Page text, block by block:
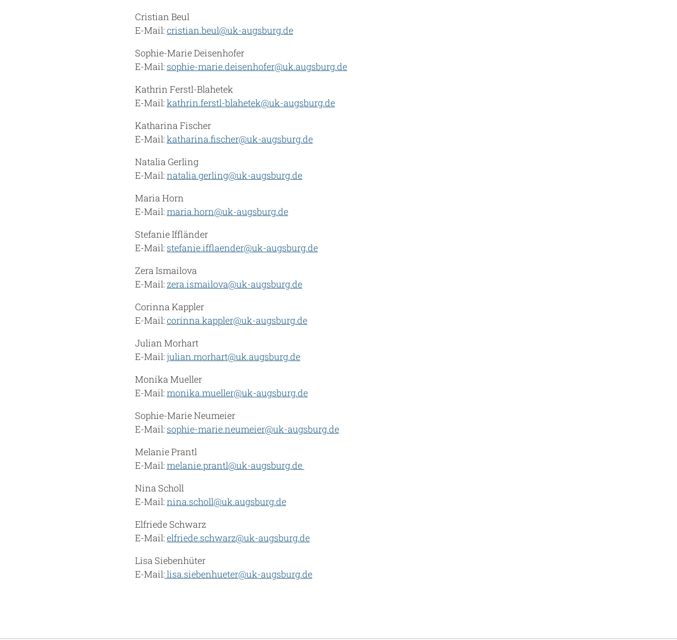
Cristian Beul
E-Mail:cristian.beul@uk-augsburg.de
Sophie-Marie Deisenhofer
E-Mail: sophie-marie.deisenhofer@uk.augsburg.de
Kathrin Ferstl-Blahetek
E-Mail:kathrin.ferstl-blahetek@uk-augsburg.de
Katharina Fischer
E-Mail:katharina.fischer@uk-augsburg.de
Natalia Gerling
E-Mail:natalia.gerling@uk-augsburg.de
Maria Horn
E-Mail:maria.horn@uk-augsburg.de
Stefanie Iffländer
E-Mail: stefanie.ifflaender@uk-augsburg.de
Zera Ismailova
E-Mail: zera.ismailova@uk-augsburg.de
Corinna Kappler
E-Mail:corinna.kappler@uk-augsburg.de
Julian Morhart
E-Mail: julian.morhart@uk.augsburg.de
Monika Mueller
E-Mail:monika.mueller@uk-augsburg.de
Sophie-Marie Neumeier
E-Mail: sophie-marie.neumeier@uk-augsburg.de
Melanie Prantl
E-Mail:melanie.prantl@uk-augsburg.de
Nina Scholl
E-Mail:nina.scholl@uk.augsburg.de
Elfriede Schwarz
E-Mail:elfriede.schwarz@uk-augsburg.de
Lisa Siebenhüter
E-Mail:lisa.siebenhueter@uk-augsburg.de